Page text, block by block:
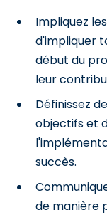
Impliquez
d'impliquer
début du
leur
Définissez
objectifs et
succès.
de manière